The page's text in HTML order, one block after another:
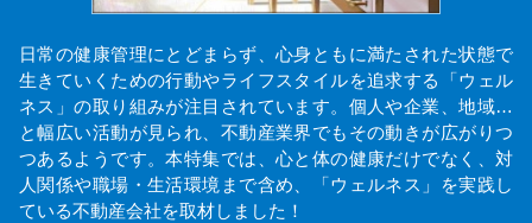
日常の健康管理にとどまらず、心身ともに満たされた状態で
生きていくための行動やライフスタイルを追求する「ウェル
ネス」の取り組みが注目されています。個人や企業、地域…
と幅広い活動が見られ、不動産業界でもその動きが広がりつ
つあるようです。本特集では、心と体の健康だけでなく、対
人関係や職場・生活環境まで含め、「ウェルネス」を実践し
ている不動産会社を取材しました！